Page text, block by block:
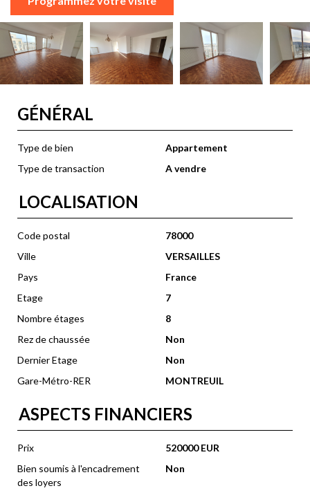
GÉNÉRAL
Type de bien
Appartement
Type de transaction
A vendre
LOCALISATION
Code postal
78000
Ville
VERSAILLES
Pays
France
Etage
7
Nombre étages
8
Rez de chaussée
Non
Dernier Etage
Non
Gare-Métro-RER
MONTREUIL
ASPECTS FINANCIERS
Prix
520000 EUR
Bien soumis à l'encadrement
des loyers
Non